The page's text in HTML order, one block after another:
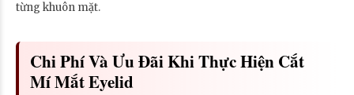
từng khuôn mặt.
Chi Phí Và Ưu Đãi Khi Thực Hiện Cắt
Mí Mắt Eyelid